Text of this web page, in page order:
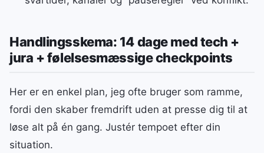
Handlingsskema: 14 dage med tech +
jura + følelsesmæssige checkpoints
Her er en enkel plan, jeg ofte bruger som ramme,
fordi den skaber fremdrift uden at presse dig til at
løse alt på én gang. Justér tempoet efter din
situation.